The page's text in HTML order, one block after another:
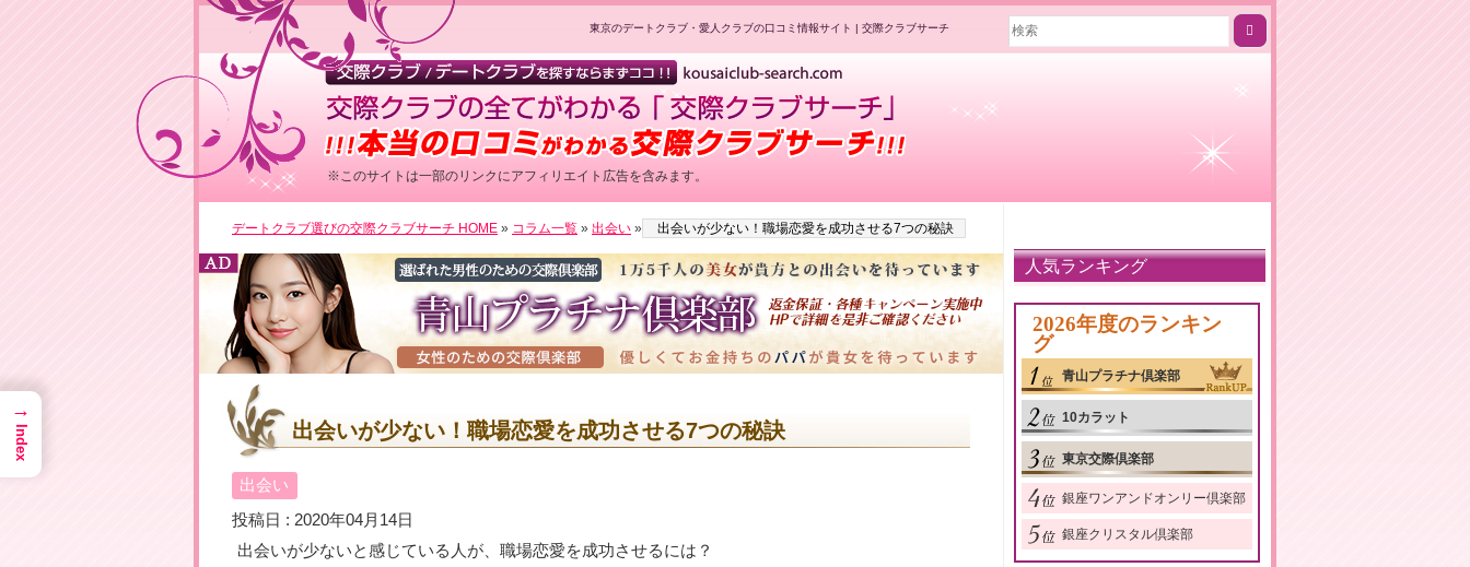
※このサイトは一部のリンクにアフィリエイト広告を含みます。
東京のデートクラブ・愛人クラブの口コミ情報サイト | 交際クラブサーチ
デートクラブ選びの交際クラブサーチ HOME » コラム一覧 » 出会い » 出会いが少ない！職場恋愛を成功させる7つの秘訣
▶男性用公式HPへのリンクです
出会いが少ない！職場恋愛を成功させる7つの秘訣
出会い
投稿日 : 2020年04月14日
出会いが少ないと感じている人が、職場恋愛を成功させるには？
人気ランキング
2026年度のランキン
グ
青山プラチナ倶楽部
10カラット
東京交際倶楽部
銀座ワンアンドオンリー倶楽部
銀座クリスタル倶楽部
→
Index